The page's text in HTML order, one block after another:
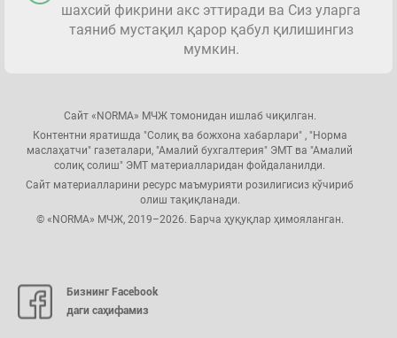
шахсий фикрини акс эттиради ва Сиз уларга
таяниб мустақил қарор қабул қилишингиз
мумкин.
Сайт «NORMA» МЧЖ томонидан ишлаб чиқилган.
Контентни яратишда "Солиқ ва божхона хабарлари" , "Норма
маслаҳатчи" газеталари, "Амалий бухгалтерия" ЭМТ ва "Амалий
солиқ солиш" ЭМТ материалларидан фойдаланилди.
Сайт материалларини ресурс маъмурияти розилигисиз кўчириб
олиш тақиқланади.
© «NORMA» МЧЖ, 2019–2026. Барча ҳуқуқлар ҳимояланган.
Бизнинг Facebook
даги саҳифамиз